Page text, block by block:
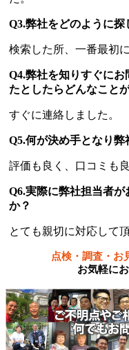
Q3.弊社をどのように探
検索した所、一番最初
Q4.弊社を知りすぐに
たとしたらどんなこと
すぐに連絡しました。
Q5.何が決め手となり
評価も良く、口コミも
Q6.実際に弊社担当者
か？
とても親切に対応して
点検・調査・お
お気軽に